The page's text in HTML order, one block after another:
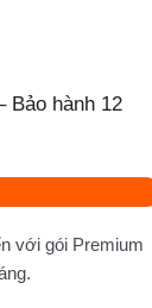
Bảo hành 12
với gói Premium